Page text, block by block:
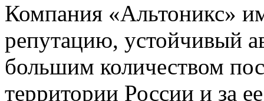
Компания «Альтоникс»
репутацию, устойчивый
большим количеством
территории России и за